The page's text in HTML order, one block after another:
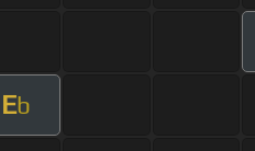
Eb